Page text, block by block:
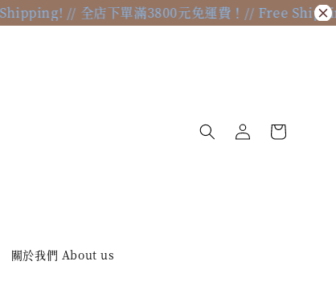
// 全店下單滿3800元免運費！// Free Shipping! // 全
關於我們 About us